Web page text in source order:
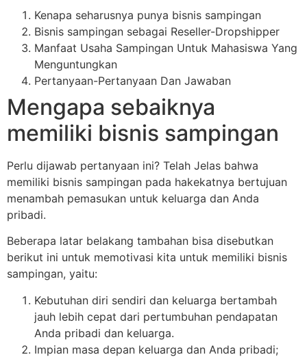
Kenapa seharusnya punya bisnis sampingan
Bisnis sampingan sebagai Reseller-Dropshipper
Manfaat Usaha Sampingan Untuk Mahasiswa Yang
Menguntungkan
Pertanyaan-Pertanyaan Dan Jawaban
Mengapa sebaiknya
memiliki bisnis sampingan
Perlu dijawab pertanyaan ini? Telah Jelas bahwa
memiliki bisnis sampingan pada hakekatnya bertujuan
menambah pemasukan untuk keluarga dan Anda
pribadi.
Beberapa latar belakang tambahan bisa disebutkan
berikut ini untuk memotivasi kita untuk memiliki bisnis
sampingan, yaitu:
Kebutuhan diri sendiri dan keluarga bertambah
jauh lebih cepat dari pertumbuhan pendapatan
Anda pribadi dan keluarga.
Impian masa depan keluarga dan Anda pribadi;